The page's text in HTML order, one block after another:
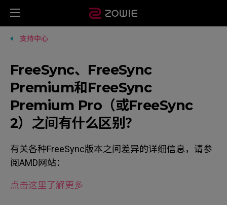
支持中心
FreeSync、FreeSync
Premium和FreeSync
Premium Pro（或FreeSync
2）之间有什么区别？
有关各种FreeSync版本之间差异的详细信息，请参
阅AMD网站：
点击这里了解更多